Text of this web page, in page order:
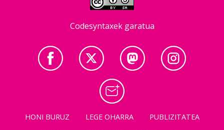
Codesyntaxek garatua
HONI BURUZ LEGE OHARRA
PUBLIZITATEA